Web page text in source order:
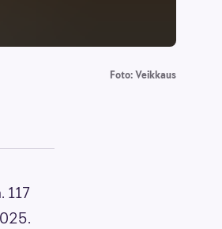
Foto: Veikkaus
117